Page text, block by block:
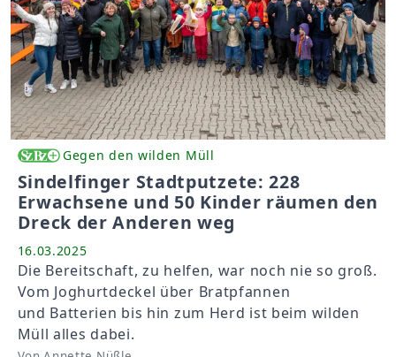
Gegen den wilden Müll
Sindelfinger Stadtputzete: 228
Erwachsene und 50 Kinder räumen den
Dreck der Anderen weg
16.03.2025
Die Bereitschaft, zu helfen, war noch nie so groß.
Vom Joghurtdeckel über Bratpfannen
und Batterien bis hin zum Herd ist beim wilden
Müll alles dabei.